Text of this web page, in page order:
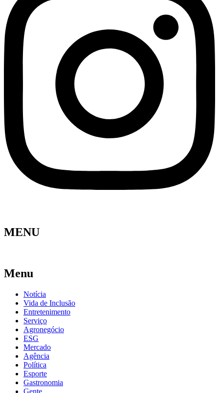
MENU
Menu
Notícia
Vida de Inclusão
Entretenimento
Serviço
Agronegócio
ESG
Mercado
Agência
Política
Esporte
Gastronomia